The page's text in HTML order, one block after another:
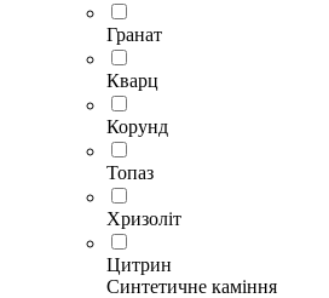
Гранат
Кварц
Корунд
Топаз
Хризоліт
Цитрин
Синтетичне каміння